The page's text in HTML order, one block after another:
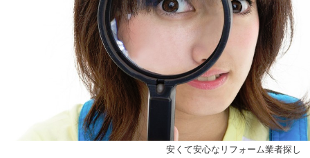
安くて安心なリフォーム業者探し